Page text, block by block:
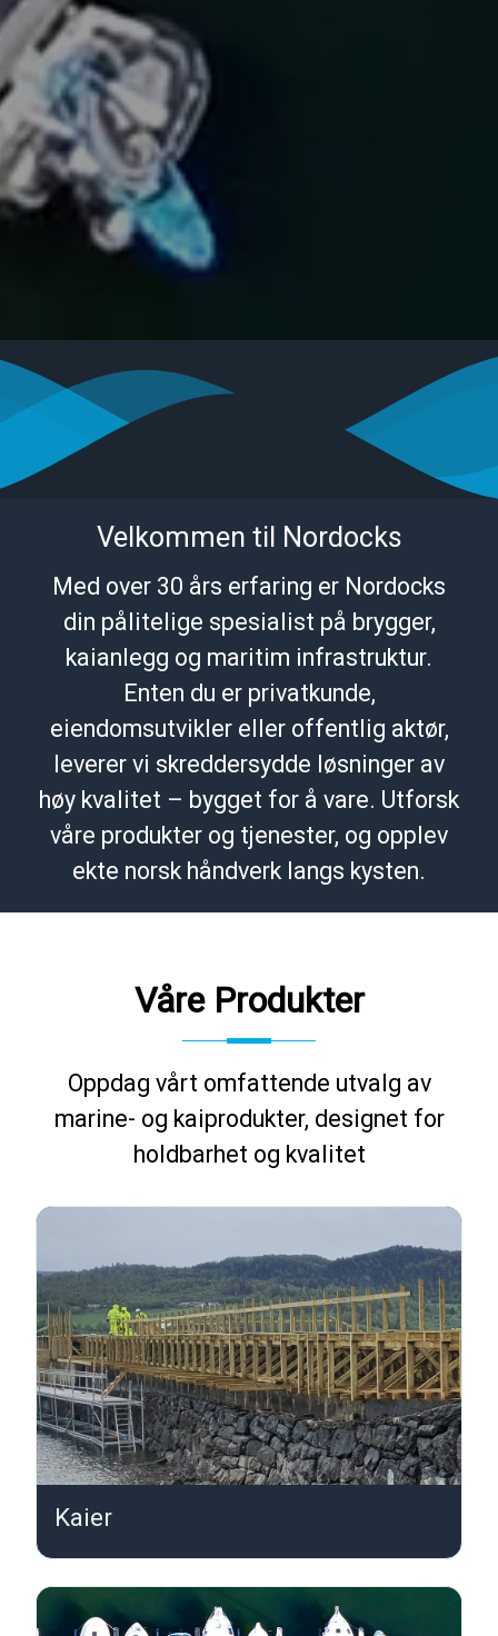
Velkommen til Nordocks
Med over 30 års erfaring er Nordocks
din pålitelige spesialist på brygger,
kaianlegg og maritim infrastruktur.
Enten du er privatkunde,
eiendomsutvikler eller offentlig aktør,
leverer vi skreddersydde løsninger av
høy kvalitet – bygget for å vare. Utforsk
våre produkter og tjenester, og opplev
ekte norsk håndverk langs kysten.
Våre Produkter
Oppdag vårt omfattende utvalg av
marine- og kaiprodukter, designet for
holdbarhet og kvalitet
Kaier